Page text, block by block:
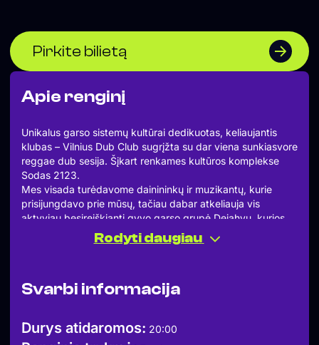
Apie renginį
Unikalus garso sistemų kultūrai dedikuotas, keliaujantis
klubas – Vilnius Dub Club sugrįžta su dar viena sunkiasvore
reggae dub sesija. Šįkart renkames kultūros komplekse
Sodas 2123.
Mes visada turėdavome dainininkų ir muzikantų, kurie
prisijungdavo prie mūsų, tačiau dabar atkeliauja vis
aktyviau besireiškianti gyvo garso grupė Dejahvu, kurios
pagrindą sudaro bendruomenei gerai pažįstami veidai,
pasirodydavę mūsų renginiuose įvairiuose amplua. Tad
Ignas Iš Ignalinos.
sistema, bet ir užtikrins žemę drebinančius šokius iki
Rodyti daugiau
Svarbi informacija
Durys atidaromos: 20:00
Pirkite bilietą